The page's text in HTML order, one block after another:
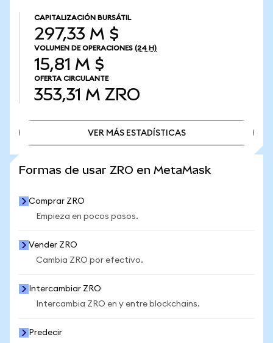
CAPITALIZACIÓN BURSÁTIL
297,33 M $
VOLUMEN DE OPERACIONES (24 H)
15,81 M $
OFERTA CIRCULANTE
353,31 M ZRO
VER MÁS ESTADÍSTICAS
Formas de usar ZRO en MetaMask
Comprar ZRO
Empieza en pocos pasos.
Vender ZRO
Cambia ZRO por efectivo.
Intercambiar ZRO
Intercambia ZRO en y entre blockchains.
Predecir